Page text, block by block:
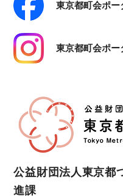
東京都町会ポー
東京都町会ポ
公益財団法人東京
進課